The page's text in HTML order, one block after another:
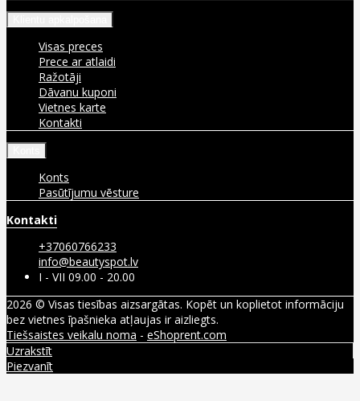
Visas preces
Prece ar atlaidi
Ražotāji
Dāvanu kuponi
Vietnes karte
Kontakti
Konts
Pasūtījumu vēsture
Kontakti
+37060766233
info@beautyspot.lv
I - VII 09.00 - 20.00
2026 © Visas tiesības aizsargātas. Kopēt un koplietot informāciju
bez vietnes īpašnieka atļaujas ir aizliegts.
Tiešsaistes veikalu noma - eShoprent.com
Uzrakstīt
Piezvanīt